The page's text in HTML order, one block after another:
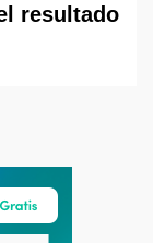
resultado